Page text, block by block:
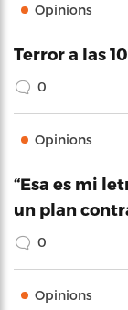
Opinions
Terror a las
0
Opinions
“Esa es mi
un plan
0
Opinions